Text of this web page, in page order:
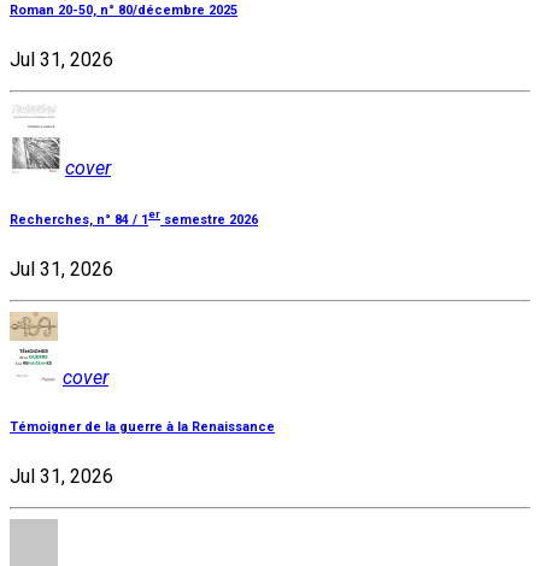
Roman 20-50, n° 80/décembre 2025
Jul 31, 2026
cover
Recherches, n° 84 / 1 er semestre 2026
Jul 31, 2026
cover
Témoigner de la guerre à la Renaissance
Jul 31, 2026